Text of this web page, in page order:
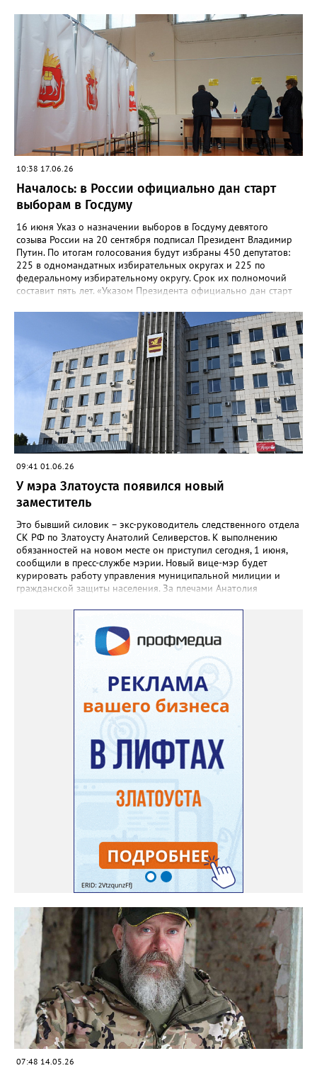
участники думских выборов должны представить в избиркомы
документы на регистрацию в качестве кандидатов в депутаты
Госдумы. Голосование будет трёхдневным – оно продлится с 18
по 20 сентября. Дистанционное электронное голосование на
выборах в Госдуму будет доступно жителям трёх регионов
Уральского федерального округа. Это Курганская,
Свердловская и Челябинская области.
10:38 17.06.26
Началось: в России официально дан старт
выборам в Госдуму
16 июня Указ о назначении выборов в Госдуму девятого
созыва России на 20 сентября подписал Президент Владимир
Путин. По итогам голосования будут избраны 450 депутатов:
225 в одномандатных избирательных округах и 225 по
федеральному избирательному округу. Срок их полномочий
составит пять лет. «Указом Президента официально дан старт
Государственной Думы девятого созыва. Таким образом, с
сегодняшнего дня начинаются избирательные действия по
подготовке и проведению этих выборов», – сообщила
председатель ЦИК Элла Памфилова. Ранее она предупредила,
что Центризбирком может принять решение о проведении
трёхдневного голосования. И призвала жителей страны «не
роптать», если в эти дни будет органичен мобильный
интернет.
09:41 01.06.26
У мэра Златоуста появился новый
заместитель
Это бывший силовик – экс-руководитель следственного отдела
СК РФ по Златоусту Анатолий Селиверстов. К выполнению
обязанностей на новом месте он приступил сегодня, 1 июня,
сообщили в пресс-службе мэрии. Новый вице-мэр будет
курировать работу управления муниципальной милиции и
гражданской защиты населения. За плечами Анатолия
отделами в Усть-Катаве, Миассе, Златоусте.
07:48 14.05.26